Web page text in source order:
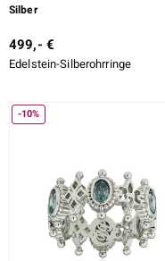
Silber
499,- €
Edelstein-Silberohrringe
-10%